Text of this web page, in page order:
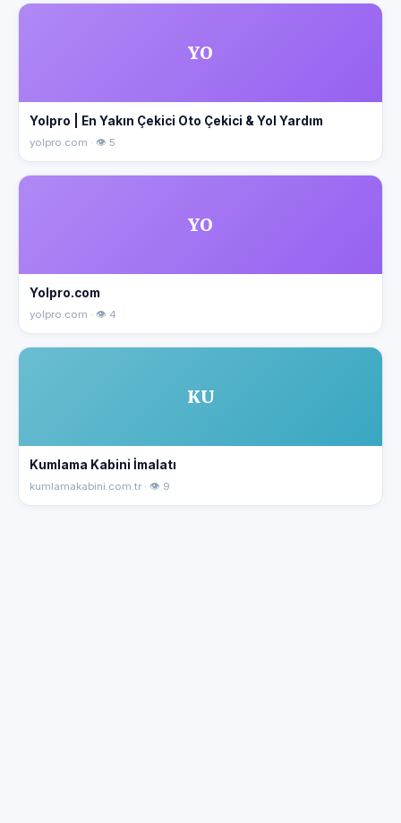
YO
Yolpro | En Yakın Çekici Oto Çekici & Yol Yardım
yolpro.com · 👁 5
YO
Yolpro.com
yolpro.com · 👁 4
KU
Kumlama Kabini İmalatı
kumlamakabini.com.tr · 👁 9